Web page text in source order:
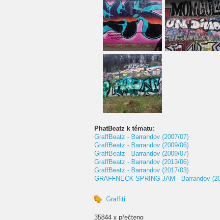
PhatBeatz k tématu:
GraffBeatz - Barrandov (2007/07)
GraffBeatz - Barrandov (2009/06)
GraffBeatz - Barrandov (2009/07)
GraffBeatz - Barrandov (2013/06)
GraffBeatz - Barrandov (2017/03)
GRAFFNECK SPRING JAM - Barrandov
Graffiti
35844 x přečteno